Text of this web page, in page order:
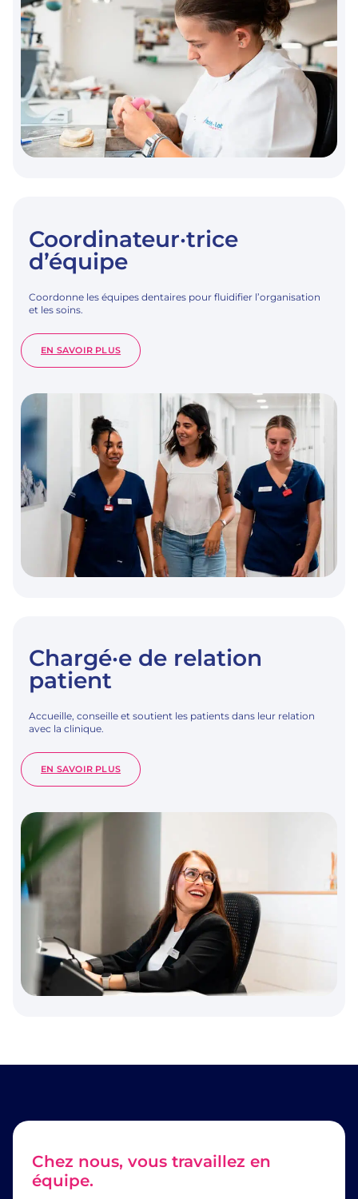
Coordinateur·trice
d’équipe
Coordonne les équipes dentaires pour fluidifier l’organisation
et les soins.
EN SAVOIR PLUS:
COORDINATEUR·TRICE
Chargé·e de relation
patient
Accueille, conseille et soutient les patients dans leur relation
avec la clinique.
EN SAVOIR PLUS:
CHARGÉ·E
Chez nous, vous travaillez en
équipe.